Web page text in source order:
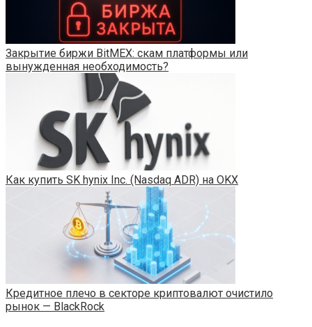
Закрытие биржи BitMEX: скам платформы или
вынужденная необходимость?
Как купить SK hynix Inc. (Nasdaq ADR) на OKX
Кредитное плечо в секторе криптовалют очистило
рынок — BlackRock